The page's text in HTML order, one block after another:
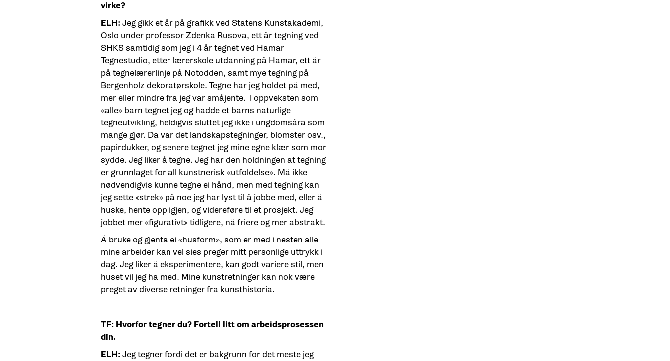
virke?
ELH:Jeg gikk et år på grafikk ved Statens Kunstakademi,
Oslo under professor Zdenka Rusova, ett år tegning ved
SHKS samtidig som jeg i 4 år tegnet ved Hamar
Tegnestudio, etter lærerskole utdanning på Hamar, ett år
på tegnelærerlinje på Notodden, samt mye tegning på
Bergenholz dekoratørskole. Tegne har jeg holdet på med,
mer eller mindre fra jeg var småjente. I oppveksten som
«alle» barn tegnet jeg og hadde et barns naturlige
tegneutvikling, heldigvis sluttet jeg ikke i ungdomsåra som
mange gjør. Da var det landskapstegninger, blomster osv.,
papirdukker, og senere tegnet jeg mine egne klær som mor
sydde. Jeg liker å tegne. Jeg har den holdningen at tegning
er grunnlaget for all kunstnerisk «utfoldelse». Må ikke
nødvendigvis kunne tegne ei hånd, men med tegning kan
jeg sette «strek» på noe jeg har lyst til å jobbe med, eller å
huske, hente opp igjen, og videreføre til et prosjekt. Jeg
jobbet mer «figurativt» tidligere, nå friere og mer abstrakt.
Å bruke og gjenta ei «husform», som er med i nesten alle
mine arbeider kan vel sies preger mitt personlige uttrykk i
dag. Jeg liker å eksperimentere, kan godt variere stil, men
huset vil jeg ha med. Mine kunstretninger kan nok være
preget av diverse retninger fra kunsthistoria.
TF: Hvorfor tegner du? Fortell litt om arbeidsprosessen
din.
ELH:Jeg tegner fordi det er bakgrunn for det meste jeg